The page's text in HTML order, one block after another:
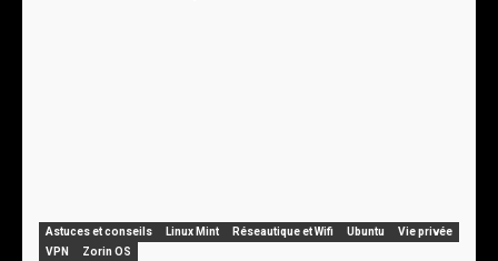
Astuces et conseils Linux Mint Réseautique et Wifi Ubuntu
Vie privée
VPN
Zorin OS